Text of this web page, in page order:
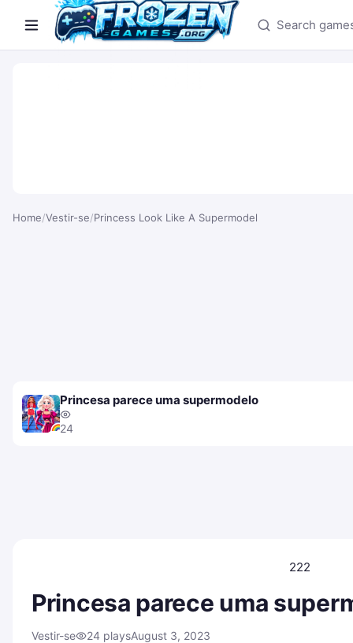
Search games
Home/Vestir-se/Princess Look Like A Supermodel
Princesa parece uma supermodelo
24
222
Princesa parece uma
Vestir-se 24 playsAugust 3, 2023